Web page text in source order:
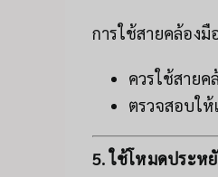
การใช้สายคล้อง
ควรใช้สายค
ตรวจสอบใ
5. ใช้โหมดประห